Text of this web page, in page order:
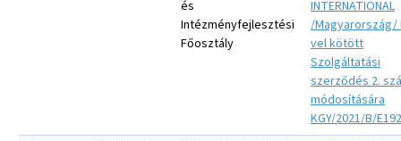
és
Intézményfejlesztési
Főosztály
INTERNATIONAL
/Magyarország/
vel kötött
Szolgáltatási
szerződés 2.
módosítására
KGY/2021/B/E192